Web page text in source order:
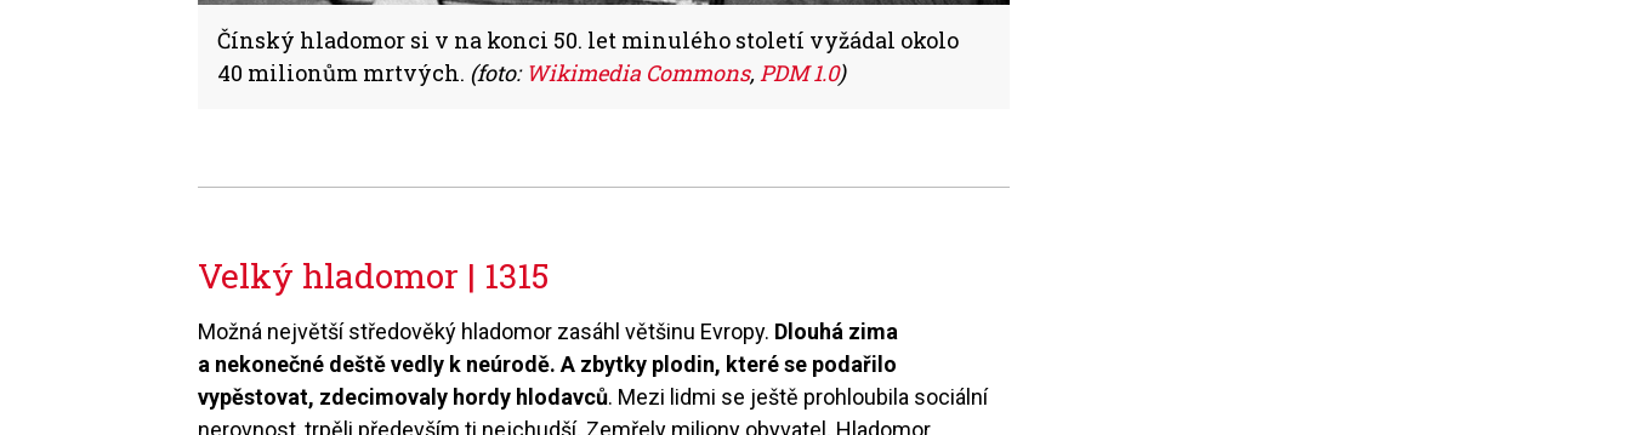
Čínský hladomor si v na konci 50. let minulého století vyžádal okolo
40 milionům mrtvých. (foto: Wikimedia Commons,PDM 1.0)
Velký hladomor | 1315
Možná největší středověký hladomor zasáhl většinu Evropy. Dlouhá zima
a nekonečné deště vedly k neúrodě. A zbytky plodin, které se podařilo
vypěstovat, zdecimovaly hordy hlodavců. Mezi lidmi se ještě prohloubila sociální
nerovnost, trpěli především ti nejchudší. Zemřely miliony obyvatel. Hladomor